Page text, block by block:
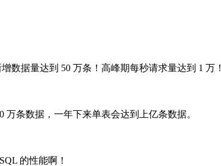
数据量达到 50 万条！高峰期每秒请求量达到 1 万！
条数据，一年下来单表会达到上亿条数据。
的性能啊！